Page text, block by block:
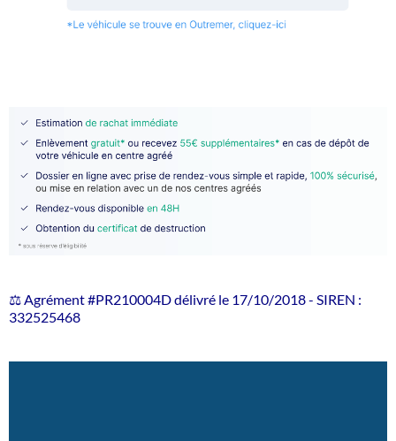
⚖️ Agrément #PR210004D délivré le 17/10/2018 - SIREN :
332525468